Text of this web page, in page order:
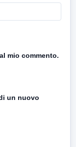
mio commento.
un nuovo